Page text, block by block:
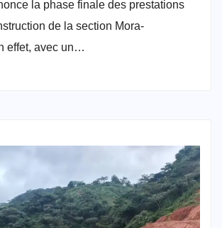
la phase finale des prestations
de la section Mora-
effet, avec un…